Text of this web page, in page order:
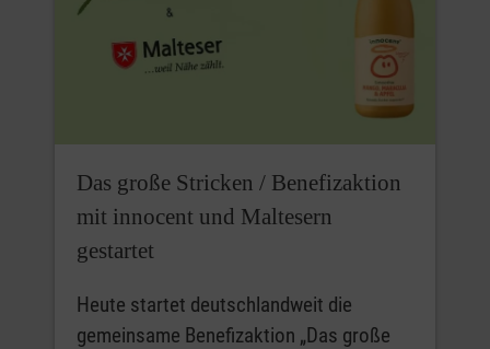
Das große Stricken / Benefizaktion
mit innocent und Maltesern
gestartet
Heute startet deutschlandweit die
gemeinsame Benefizaktion „Das große